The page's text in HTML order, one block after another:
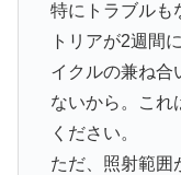
特にトラブルも
トリアが2週間
イクルの兼ね合
ないから。これ
ください。
ただ、照射範囲